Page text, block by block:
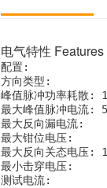
电气特性 Features
峰值脉冲功率耗散:
最大峰值脉冲电流:
最大反向关态电压: